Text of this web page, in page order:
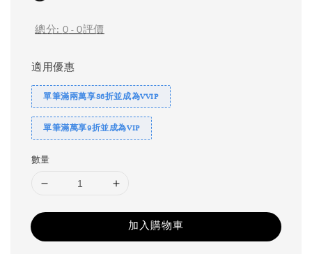
總分: 0 - 0評價
適用優惠
單筆滿兩萬享86折並成為VVIP
單筆滿萬享9折並成為VIP
數量
加入購物車